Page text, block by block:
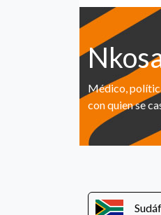
Médico,
con quien se